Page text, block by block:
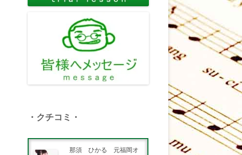
・クチコミ・
那須 ひかる 元福岡オ